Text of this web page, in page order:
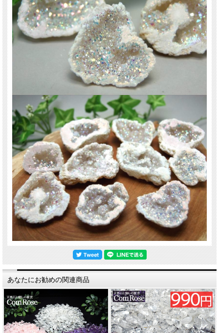
※出来る限り自然な色みになるよう撮影を心がけておりますが、お使いのディス
プレイ環境によって表示される色みに差が出る場合があります。 ご了承くださ
い。
天然石ですので多少の傷、クラックはあります。宜しくお願い致します。お香に
よる浄化後 発送致します。最後にあなたに幸福が訪れますように。
天然石 パワーストーン 海外直輸入 バイヤー厳選 プレゼント ギフト メンズ レデ
ィース 卸し 卸価格 実店舗 ハンドメイド サイズ直し コムローズ comrose
あなたにお勧めの関連商品